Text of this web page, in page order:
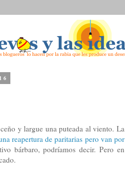
y largue una puteada al viento. La
reapertura de paritarias pero van por
bárbaro, podríamos decir. Pero en